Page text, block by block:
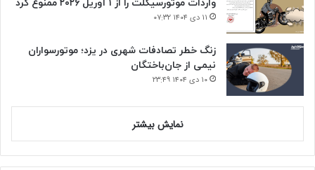
واردات موتورسیکلت را از ۱ آوریل ۲۰۲۶ ممنوع کرد
۱۱ دی ۱۴۰۴ ۰۷:۳۲
زنگ خطر تصادفات شهری در یزد؛ موتورسواران
نیمی از جان‌باختگان
۱۰ دی ۱۴۰۴ ۲۳:۴۹
نمایش بیشتر